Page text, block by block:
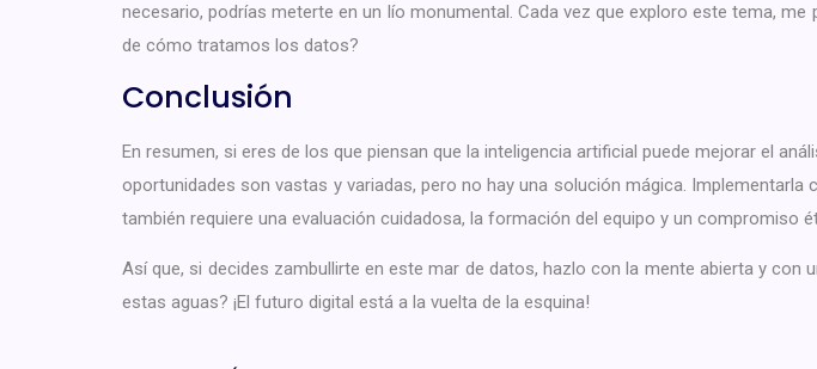
necesario, podrías meterte en un lío monumental. Cada vez que exploro este tema,
de cómo tratamos los datos?
Conclusión
En resumen, si eres de los que piensan que la inteligencia artificial puede mejorar el
oportunidades son vastas y variadas, pero no hay una solución mágica.
también requiere una evaluación cuidadosa, la formación del equipo y un compromiso
Así que, si decides zambullirte en este mar de datos, hazlo con la mente abierta y con
estas aguas? ¡El futuro digital está a la vuelta de la esquina!